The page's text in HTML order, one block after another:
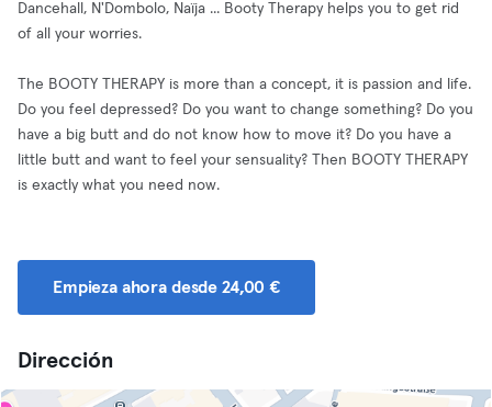
Dancehall, N'Dombolo, Naïja ... Booty Therapy helps you to get rid
of all your worries.
The BOOTY THERAPY is more than a concept, it is passion and life.
Do you feel depressed? Do you want to change something? Do you
have a big butt and do not know how to move it? Do you have a
little butt and want to feel your sensuality? Then BOOTY THERAPY
is exactly what you need now.
Empieza ahora desde 24,00 €
Dirección